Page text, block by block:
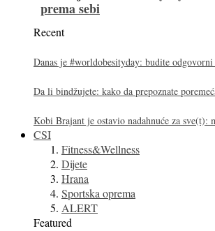
prema sebi
Recent
Danas je #worldobesityday: budite odgovorni
Da li bindžujete: kako da prepoznate
Kobi Brajant je ostavio nadahnuće za sve(t):
CSI
Fitness&Wellness
Dijete
Hrana
Sportska oprema
ALERT
Featured